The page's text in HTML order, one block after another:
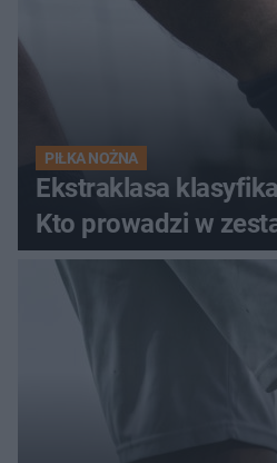
PIŁKA NOŻNA
Ekstraklasa
Kto prowadzi w